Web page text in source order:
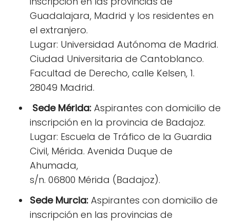
Guadalajara, Madrid y los residentes en
el extranjero.
Lugar: Universidad Autónoma de Madrid.
Ciudad Universitaria de Cantoblanco.
Facultad de Derecho, calle Kelsen, 1.
28049 Madrid.
Sede Mérida: Aspirantes con domicilio de
inscripción en la provincia de Badajoz.
Lugar: Escuela de Tráfico de la Guardia
Civil, Mérida. Avenida Duque de
Ahumada,
s/n. 06800 Mérida (Badajoz).
Sede Murcia: Aspirantes con domicilio de
inscripción en las provincias de